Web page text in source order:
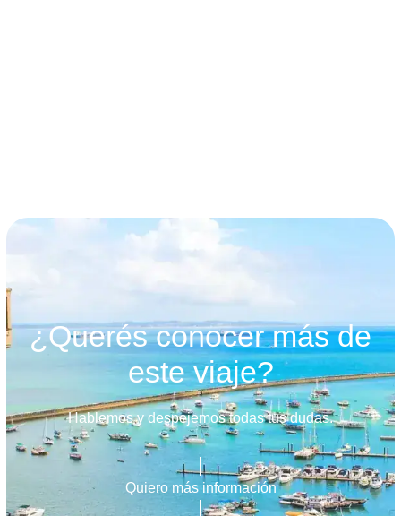
¿Querés conocer más de
este viaje?
Hablemos y despejemos todas tus dudas.
Quiero más información